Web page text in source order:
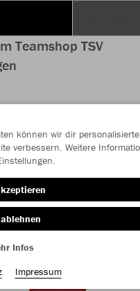
Teamshop TSV
können wir dir personalisierte
verbessern. Weitere
Infos
Impressum